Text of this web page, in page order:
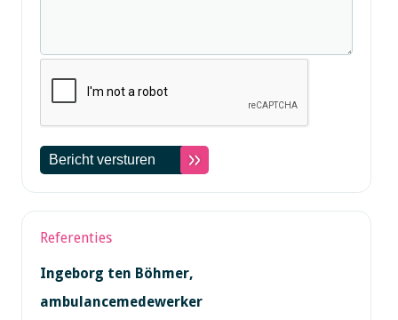
Referenties
Ingeborg ten Böhmer,
ambulancemedewerker